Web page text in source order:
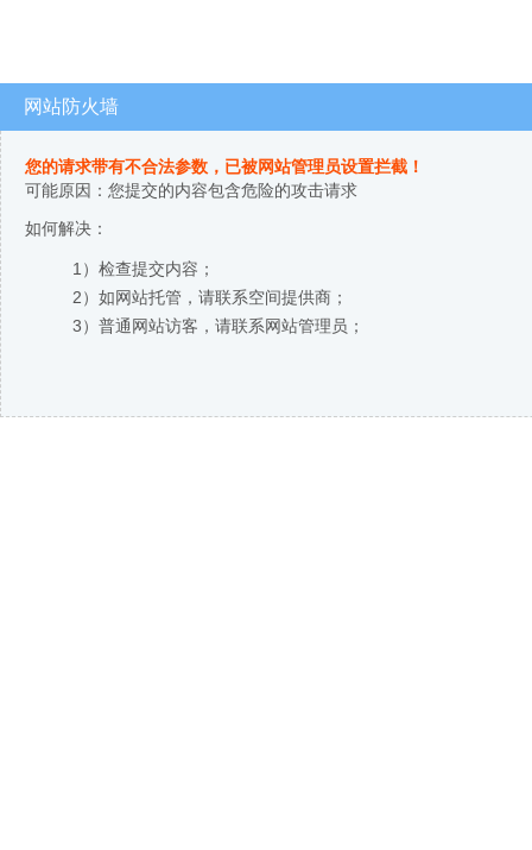
网站防火墙
您的请求带有不合法参数，已被网站管理员设置拦截！
可能原因：您提交的内容包含危险的攻击请求
如何解决：
1）检查提交内容；
2）如网站托管，请联系空间提供商；
3）普通网站访客，请联系网站管理员；